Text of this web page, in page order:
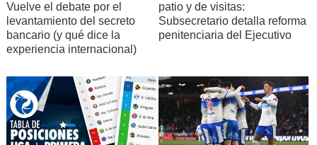
Vuelve el debate por el
levantamiento del secreto
bancario (y qué dice la
experiencia internacional)
patio y de visitas:
Subsecretario detalla reforma
penitenciaria del Ejecutivo